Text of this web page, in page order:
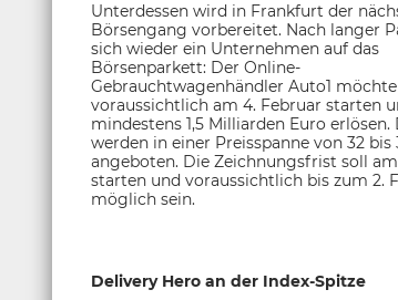
Unterdessen wird in Frankfurt der
Börsengang vorbereitet. Nach langer
sich wieder ein Unternehmen auf das
Börsenparkett: Der Online-
Gebrauchtwagenhändler Auto1 möchte
voraussichtlich am 4. Februar starten
mindestens 1,5 Milliarden Euro erlösen.
werden in einer Preisspanne von 32 bis
angeboten. Die Zeichnungsfrist soll am
starten und voraussichtlich bis zum 2.
möglich sein.
Delivery Hero an der Index-Spitze